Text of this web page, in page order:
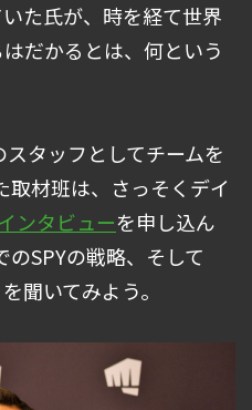
た氏が、時を経て世界
だかるとは、何という
タッフとしてチームを
取材班は、さっそくデイ
ンタビューを申し込ん
SPYの戦略、そして
聞いてみよう。